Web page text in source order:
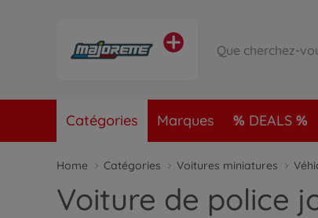
Catégories Marques DEALS
Home Catégories Voitures miniatures
Voiture de police